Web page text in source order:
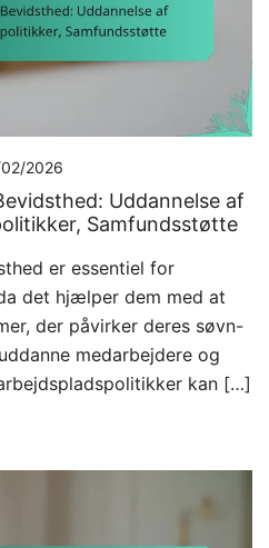
2026
Uddannelse af
Samfundsstøtte
er essentiel for
det hjælper dem med at
der påvirker deres søvn-
medarbejdere og
kan […]